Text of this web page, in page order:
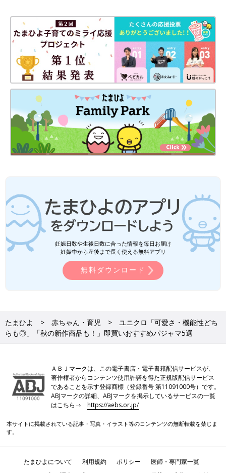
出典：Instagramアカウント「kuroyagi__san」
黒やぎさんは、新作の「パンどろぼう」パジャマを購入したよう
ですよ。大人気のようで、店舗へ行ったら100サイズ＆110サイ
ズが少なくなっていたんだそう。肌が当たる面は、コットン
100％使用！特殊な編み方のストレッチ素材で、肌触りが良いの
も特徴です。伸びも良いので、子どものアクティブな動きをジャ
いのも嬉しいですよね。おなかが出ないよう、すそ部分とウエス
ト部分にボタンが付いていたり、お肌に優しい素材を使用してい
との口コミもあるので、見つけたら即ゲットがおすすめですよ。
(文・水川ちさ)
●記事内容でご紹介している投稿、リンク先は、削除される場合
があります。あらかじめご了承ください。
す。
妊娠日数や生後日数に合った情報を毎日お届け
妊娠中から産後まで長く使える無料アプリ
無料ダウンロード
たまひよ 赤ちゃん・育児
ユニクロ「可愛さ・機能性どち
らも◎」「秋の新作商品も！」即買いおすすめパジャマ5選
ＡＢＪマークは、この電子書店・電子書籍配信サービスが、
著作権者からコンテンツ使用許諾を得た正規版配信サービス
であることを示す登録商標（登録番号 第11091000号）です。
ABJマークの詳細、ABJマークを掲示しているサービスの一覧
はこちら→https://aebs.or.jp/
本サイトに掲載されている記事・写真・イラスト等のコンテンツの無断転載を禁じま
す。
たまひよについて 利用規約 ポリシー
医師・専門家一覧